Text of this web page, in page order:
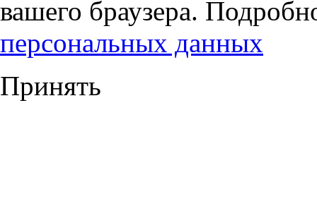
вашего браузера.
персональных данных
Принять